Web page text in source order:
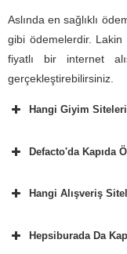
Aslında en sağlıklı
gibi ödemelerdir.
fiyatlı bir internet
gerçekleştirebilirsiniz.
Hangi Giyim
Defacto'da Kapıda
Hangi Alışveriş
Hepsiburada Da